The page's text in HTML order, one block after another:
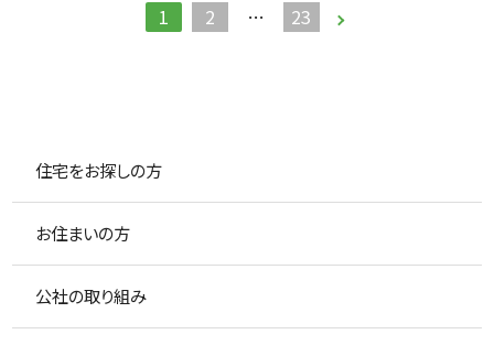
1 2 … 23
住宅をお探しの方
お住まいの方
公社の取り組み